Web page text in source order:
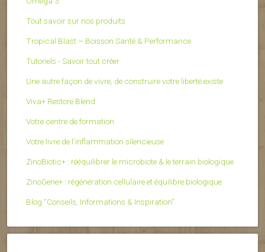
Tout savoir sur nos produits
Tropical Blast – Boisson Santé & Performance
Tutoriels - Savoir tout créer
Une autre façon de vivre, de construire votre liberté existe
Viva+ Restore Blend
Votre centre de formation
Votre livre de l’inflammation silencieuse
ZinoBiotic+ : rééquilibrer le microbiote & le terrain biologique
ZinoGene+ : régénération cellulaire et équilibre biologique
Blog “Conseils, Informations & Inspiration”